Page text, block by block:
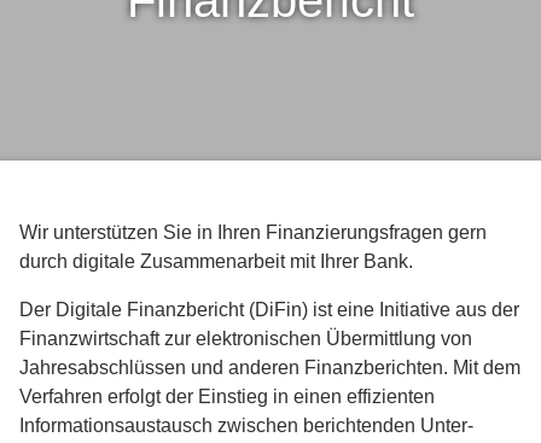
Wir unterstützen Sie in Ihren Finanzierungsfragen gern
durch digitale Zusammenarbeit mit Ihrer Bank.
Der Digitale Finanz­bericht (DiFin) ist eine Initiative aus der
Finanz­wirtschaft zur elek­tro­nischen Über­mittlung von
Jahres­ab­schlüssen und anderen Finanz­berichten. Mit dem
Verfahren erfolgt der Einstieg in einen effizienten
Informations­austausch zwischen berichtenden Unter­